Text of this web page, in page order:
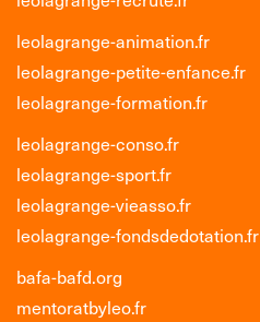
leolagrange-animation.fr
leolagrange-petite-enfance.fr
leolagrange-formation.fr
leolagrange-conso.fr
leolagrange-sport.fr
leolagrange-vieasso.fr
leolagrange-fondsdedotation.fr
bafa-bafd.org
mentoratbyleo.fr